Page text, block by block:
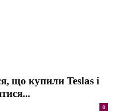
що купили Teslas і
0